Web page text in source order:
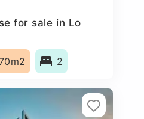
for sale in Lo
2